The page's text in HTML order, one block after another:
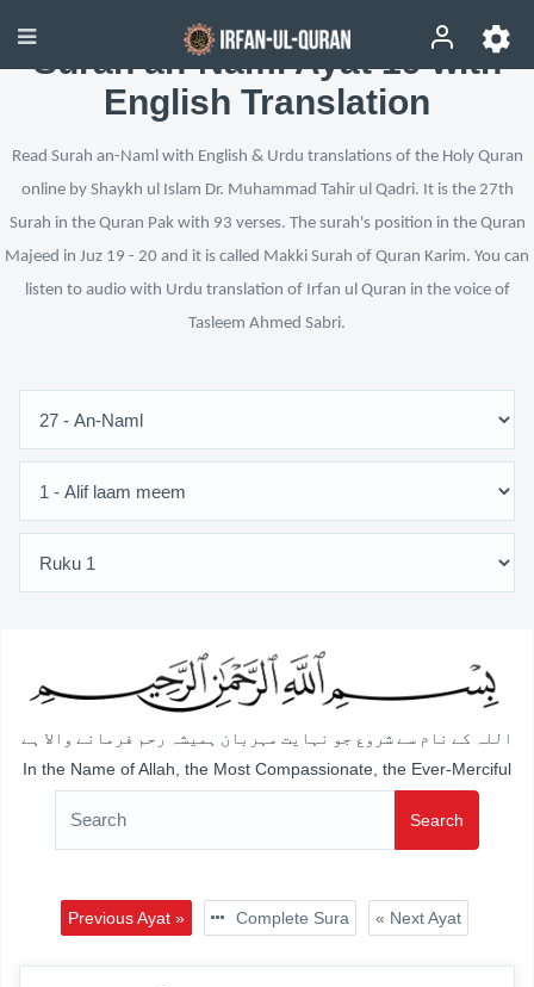
Surah an-Naml Ayat 19 with
English Translation
Read Surah an-Naml with English & Urdu translations of the Holy Quran
online by Shaykh ul Islam Dr. Muhammad Tahir ul Qadri. It is the 27th
Surah in the Quran Pak with 93 verses. The surah's position in the Quran
Majeed in Juz 19 - 20 and it is called Makki Surah of Quran Karim. You can
listen to audio with Urdu translation of Irfan ul Quran in the voice of
Tasleem Ahmed Sabri.
اللہ کے نام سے شروع جو نہایت مہربان ہمیشہ رحم فرمانے والا ہے
In the Name of Allah, the Most Compassionate, the Ever-Merciful
Search
Previous Ayat » Complete Sura « Next Ayat